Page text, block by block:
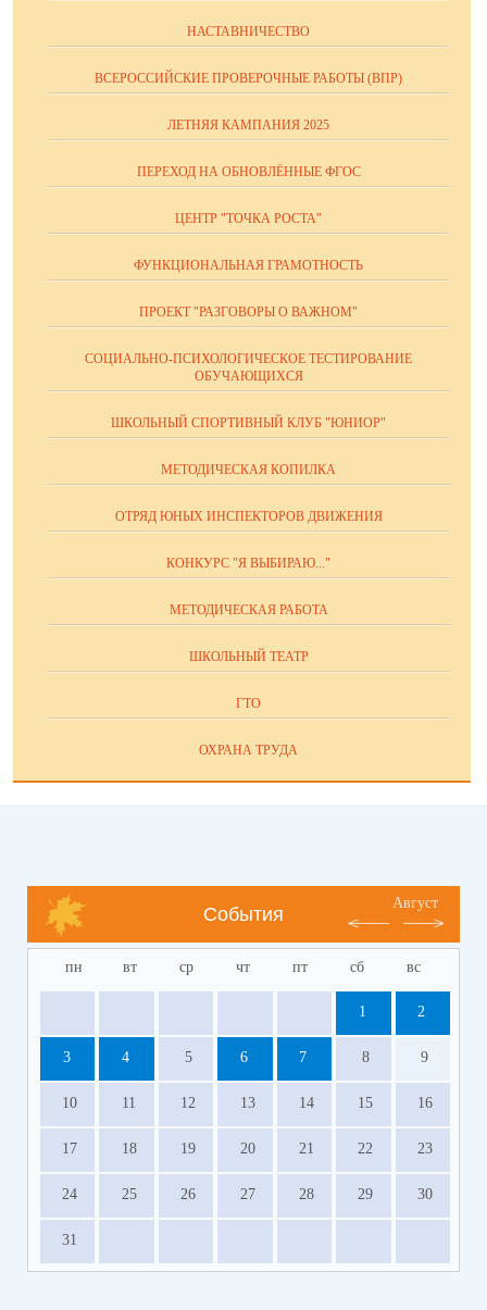
НАСТАВНИЧЕСТВО
ВСЕРОССИЙСКИЕ ПРОВЕРОЧНЫЕ РАБОТЫ (ВПР)
ЛЕТНЯЯ КАМПАНИЯ 2025
ПЕРЕХОД НА ОБНОВЛЁННЫЕ ФГОС
ЦЕНТР "ТОЧКА РОСТА"
ФУНКЦИОНАЛЬНАЯ ГРАМОТНОСТЬ
ПРОЕКТ "РАЗГОВОРЫ О ВАЖНОМ"
СОЦИАЛЬНО-ПСИХОЛОГИЧЕСКОЕ ТЕСТИРОВАНИЕ
ОБУЧАЮЩИХСЯ
ШКОЛЬНЫЙ СПОРТИВНЫЙ КЛУБ "ЮНИОР"
МЕТОДИЧЕСКАЯ КОПИЛКА
ОТРЯД ЮНЫХ ИНСПЕКТОРОВ ДВИЖЕНИЯ
КОНКУРС "Я ВЫБИРАЮ..."
МЕТОДИЧЕСКАЯ РАБОТА
ШКОЛЬНЫЙ ТЕАТР
ГТО
ОХРАНА ТРУДА
События
Август
пн вт ср чт пт сб вс
1 2
3 4 5 6 7 8 9
10 11 12 13 14 15 16
17 18 19 20 21 22 23
24 25 26 27 28 29 30
31